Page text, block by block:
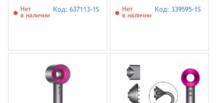
фуксия
Нет
в наличии
Код: 637113-1S
Нет
в наличии
Код: 339595-1S